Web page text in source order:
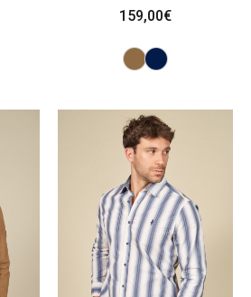
159,00€